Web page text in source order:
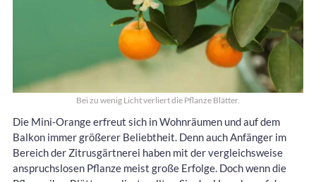
Bei zu wenig Licht verliert die Pflanze Blätter.
Die Mini-Orange erfreut sich in Wohnräumen und auf dem
Balkon immer größerer Beliebtheit. Denn auch Anfänger im
Bereich der Zitrusgärtnerei haben mit der vergleichsweise
anspruchslosen Pflanze meist große Erfolge. Doch wenn die